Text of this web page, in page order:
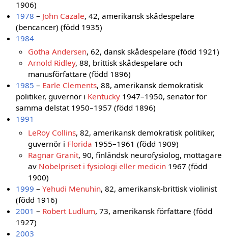
1906)
1978 – John Cazale, 42, amerikansk skådespelare
(bencancer) (född 1935)
1984
Gotha Andersen, 62, dansk skådespelare (född 1921)
Arnold Ridley, 88, brittisk skådespelare och
manusförfattare (född 1896)
1985 – Earle Clements, 88, amerikansk demokratisk
politiker, guvernör i Kentucky 1947–1950, senator för
samma delstat 1950–1957 (född 1896)
1991
LeRoy Collins, 82, amerikansk demokratisk politiker,
guvernör i Florida 1955–1961 (född 1909)
Ragnar Granit, 90, finländsk neurofysiolog, mottagare
av Nobelpriset i fysiologi eller medicin 1967 (född
1900)
1999 –Yehudi Menuhin, 82, amerikansk-brittisk violinist
(född 1916)
2001 – Robert Ludlum, 73, amerikansk författare (född
1927)
2003